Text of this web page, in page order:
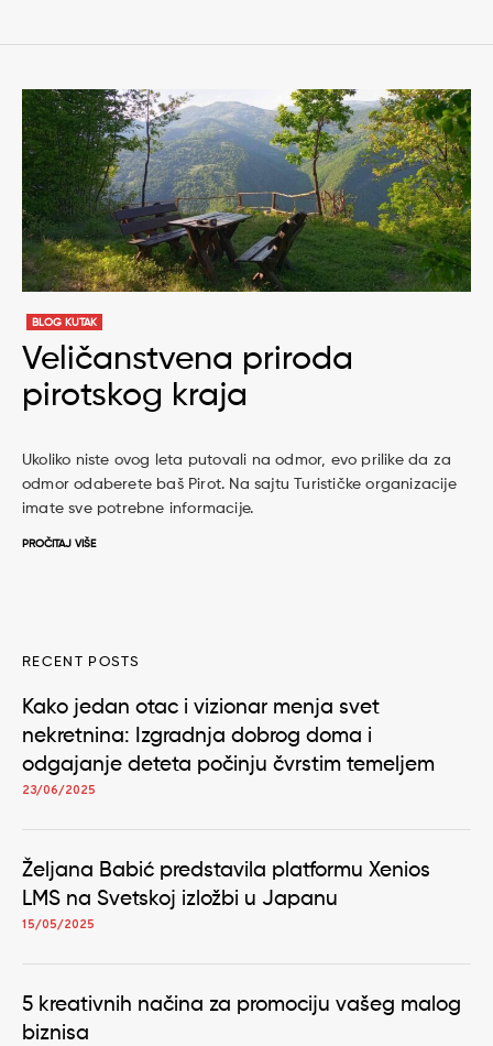
BLOG KUTAK
Veličanstvena priroda
pirotskog kraja
Ukoliko niste ovog leta putovali na odmor, evo prilike da za
odmor odaberete baš Pirot. Na sajtu Turističke organizacije
imate sve potrebne informacije.
PROČITAJ VIŠE
RECENT POSTS
Kako jedan otac i vizionar menja svet
nekretnina: Izgradnja dobrog doma i
odgajanje deteta počinju čvrstim temeljem
23/06/2025
Željana Babić predstavila platformu Xenios
LMS na Svetskoj izložbi u Japanu
15/05/2025
5 kreativnih načina za promociju vašeg malog
biznisa